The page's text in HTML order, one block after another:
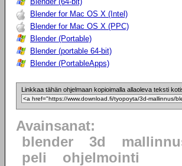
Blender for Mac OS X (Intel)
Blender for Mac OS X (PPC)
Blender (Portable)
Blender (portable 64-bit)
Blender (PortableApps)
Linkkaa tähän ohjelmaan kopioimalla allaoleva teksti
Avainsanat:
blender
3d
peli
ohjelmointi